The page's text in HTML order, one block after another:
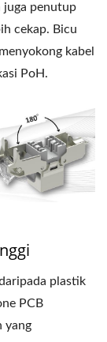
juga penutup
cekap. Bicu
kabel
PoH.
plastik
PCB
yang